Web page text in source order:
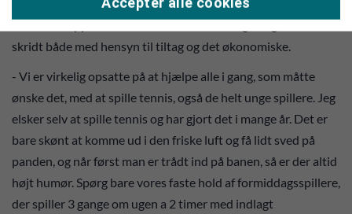
også at afholde et arrangement for klubbens sponsorer, når
den del er oppe at stå. Det handler om at tage nogle små
skridt både med hensyn til tiltag og det økonomiske.
- Vi er virkelig opsatte på at hjælpe alle i gang, som måtte
ønske det, med at spille tennis, også de helt unge spillere. Jeg
elsker selv at spille tennis og har gjort det i mange år. Det er
bare skønt at komme ud i den friske luft og få lidt sved på
panden, og når først man er trådt ind på banen, så er der altid
højt humør. Spørg bare vores faste hold af formiddagsspillere,
der spiller 3 gange om ugen a 2 timer med indlagt